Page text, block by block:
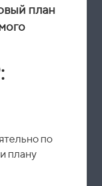
план
по
плану